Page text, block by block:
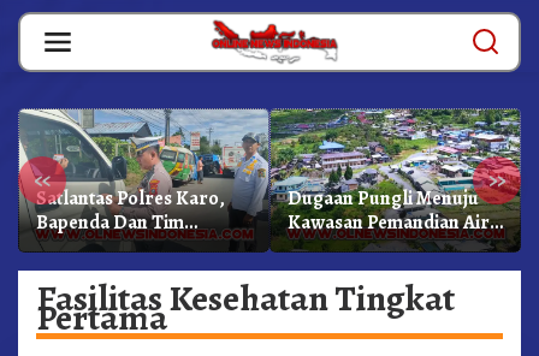
Skip
content
« »
Satlantas Polres Karo,
Bapenda Dan Tim
Lainnya Gelar Oprasi
Sadar Pajak Kenderaan
Dugaan Pungli Menuju
Kawasan Pemandian Air
Panas Semangat Gunung
– Doulu Foto Dan
Videokan!
Fasilitas Kesehatan Tingkat
Pertama